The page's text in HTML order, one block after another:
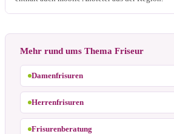
Mehr rund ums Thema Friseur
Damenfrisuren
Herrenfrisuren
Frisurenberatung